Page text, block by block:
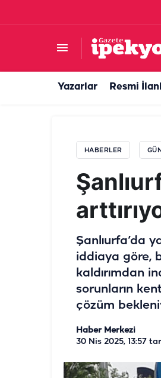
Yazarlar Resmi
HABERLER
Şanlıurfa’da
iddiaya göre,
kaldırımdan
sorunların
çözüm
Haber Merkezi
30 Nis 2025, 13:57
Şanlıurfa’da fıstık